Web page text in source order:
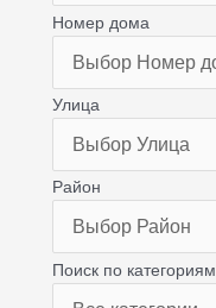
Номер дома
Улица
Район
Поиск по категориям